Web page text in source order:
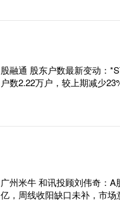
股融通 股东户数最新变动：
户数2.22万户，较上期减少
广州米牛 和讯投顾刘伟奇：A
亿，周线收阳缺口未补，市场